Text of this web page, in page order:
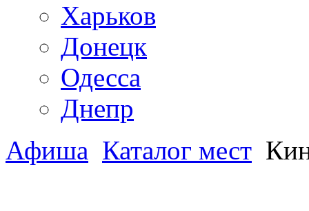
Харьков
Донецк
Одесса
Днепр
Афиша Каталог мест